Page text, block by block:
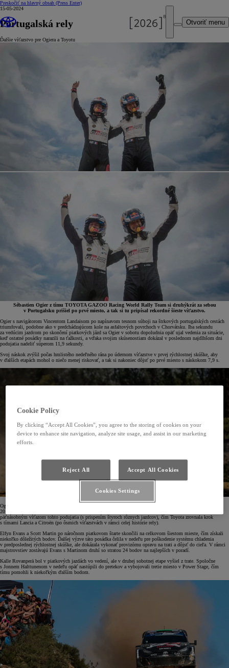
Preskočiť na hlavný obsah (Press Enter)
Otvoriť menu
15-05-2024
Portugalská rely
Ďalšie víťazstvo pre Ogiera a Toyotu
Sébastien Ogier z tímu TOYOTA GAZOO Racing World Rally Team si druhýkrát za sebou
v Portugalsku prišiel po prvé miesto, a tak si tu pripísal rekordné šieste víťazstvo.
Ogier s navigátorom Vincentom Landaisom po napínavom tesnom súboji na štrkových portugalských cestách
triumfovali, podobne ako v predchádzajúcom kole na asfaltových povrchoch v Chorvátsku. Iba sekundu
za vedúcim jazdcom po skončení piatkových jázd sa Ogier v sobotu dopoludnia opäť ujal vedenia za situácie,
keď ostatné posádky narazili na ťažkosti, a vďaka svojim skúsenostiam dokázal v poslednom najdlhšom dni
podujatia nadeliť súperom 11,9 sekundy.
Svoj náskok zvýšil počas hmlistého nedeľného rána po údernom víťazstve v prvej rýchlostnej skúške, aby
v ďalších etapách mohol o niečo menej riskovať, a tak si nakoniec dôjsť po prvé miesto s náskokom 7,9 s.
Ogier má teraz na konte najviac víťazstiev v Portugalsku zo všetkých jazdcov WRC – potom, čo v roku
2017 dorovnal rekord piatich titulov, ktoré získala fínska legenda Markku Alén. TGR-WRT je teraz tiež
päťnásobným víťazom tohto podujatia (s prispením štyroch rôznych jazdcov), čím Toyota zrovnala krok
s tímami Lancia a Citroën (po ôsmich víťazstvách v rámci celej histórie rely).
Elfyn Evans a Scott Martin po náročnom piatkovom štarte skončili na celkovom šiestom mieste, čím získali
niekoľko dôležitých bodov. Ďalšej výzve táto posádka čelila v nedeľu pre poškodenie systému chladenia
v predposlednej rýchlostnej skúške, ale dokázala vykonať provizórnu opravu na trati a dôjsť do cieľa. V rámci
majstrovstiev zostávajú Evans s Martinom druhí so stratou 24 bodov na najlepších v poradí.
Kalle Rovanperä bol v piatkových jazdách vo vedení, ale v druhej sobotnej etape vyšiel z trate. Spoločne
s Jonnem Halttunenom v nedeľu opäť nastúpili do pretekov a vybojovali tretie miesto v Power Stage, čím
tímu pomohli k niekoľkým ďalším bodom.
Cookie Policy
By clicking “Accept All Cookies”, you agree to the storing of cookies on your
device to enhance site navigation, analyze site usage, and assist in our marketing
efforts.
Reject All Accept All Cookies
Cookies Settings